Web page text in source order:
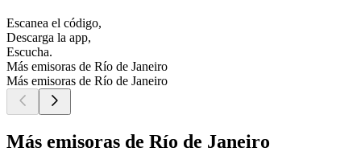
Escanea el código,
Descarga la app,
Escucha.
Más emisoras de Río de Janeiro
Más emisoras de Río de Janeiro
Más emisoras de Río de Janeiro